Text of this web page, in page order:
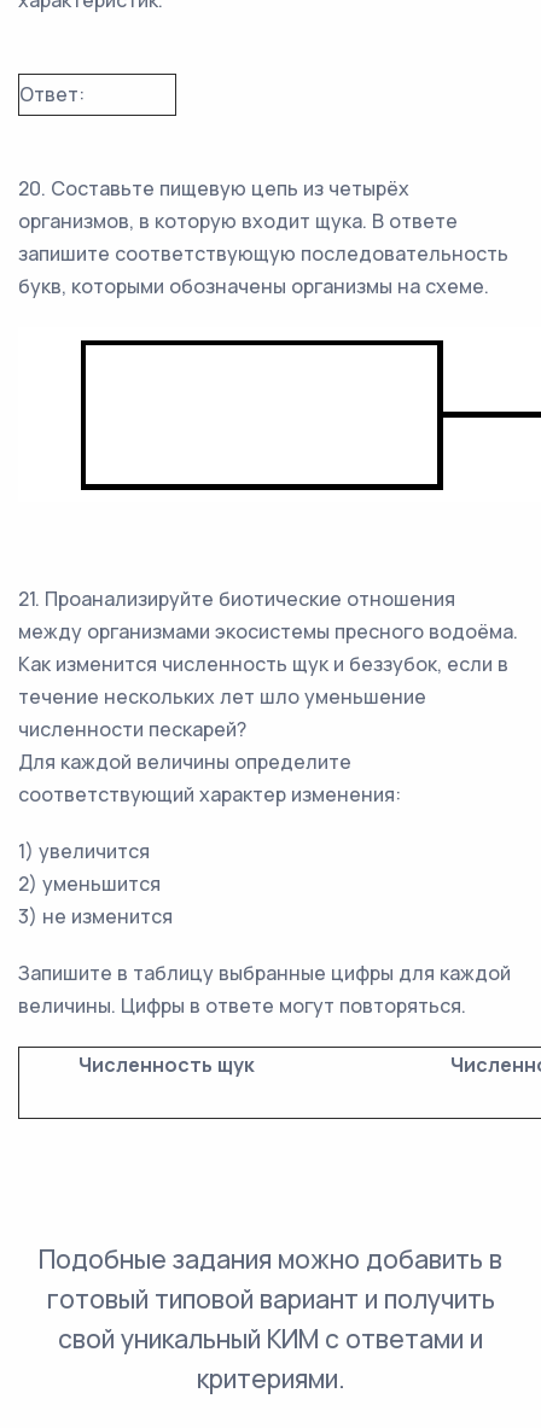
Ответ:
20. Составьте пищевую цепь из четырёх
организмов, в которую входит щука. В ответе
запишите соответствующую последовательность
букв, которыми обозначены организмы на схеме.
21. Проанализируйте биотические отношения
между организмами экосистемы пресного водоёма.
Как изменится численность щук и беззубок, если в
течение нескольких лет шло уменьшение
численности пескарей?
Для каждой величины определите
соответствующий характер изменения:
1) увеличится
2) уменьшится
3) не изменится
Запишите в таблицу выбранные цифры для каждой
величины. Цифры в ответе могут повторяться.
Численность щук
Подобные задания можно добавить в
готовый типовой вариант и получить
свой уникальный КИМ с ответами и
критериями.